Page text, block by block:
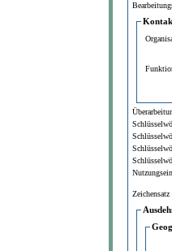
Zeichensatz